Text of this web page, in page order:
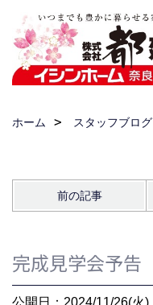
ホーム スタッフブログ
前の記事
完成見学会予告
公開日：2024/11/26(火)